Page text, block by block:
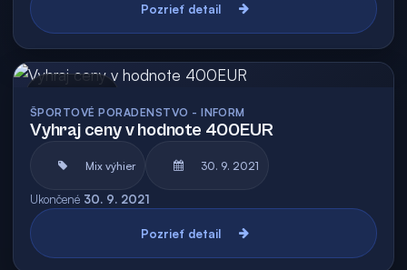
Pozrieť detail
ŠPORTOVÉ PORADENSTVO - INFORM
Vyhraj ceny v hodnote 400EUR
Mix výhier 30. 9. 2021
Ukončené 30. 9. 2021
Pozrieť detail